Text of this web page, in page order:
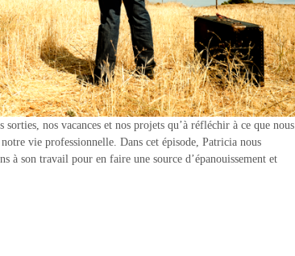
nos vacances et nos projets qu’à réfléchir à ce que nous
vie professionnelle. Dans cet épisode, Patricia nous
à son travail pour en faire une source d’épanouissement et